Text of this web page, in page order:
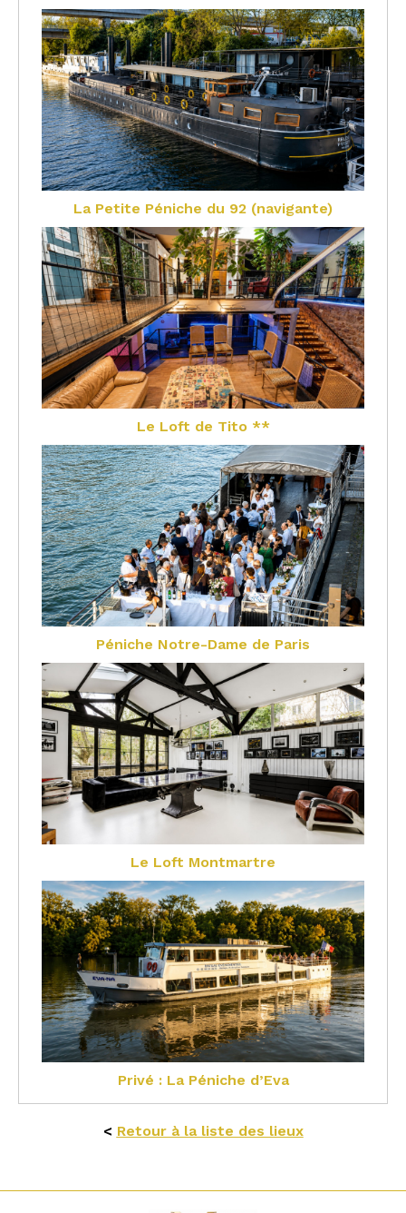
La Petite Péniche du 92 (navigante)
Le Loft de Tito **
Péniche Notre-Dame de Paris
Le Loft Montmartre
Privé : La Péniche d’Eva
< Retour à la liste des lieux